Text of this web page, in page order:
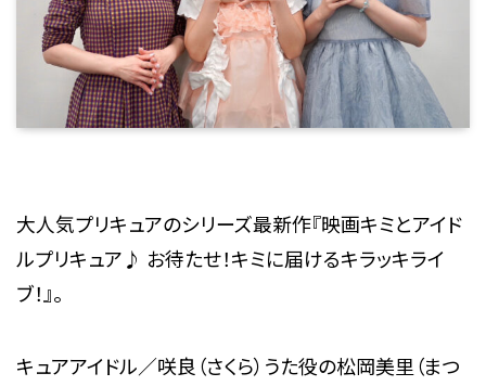
大人気プリキュアのシリーズ最新作『映画キミとアイド
ルプリキュア♪ お待たせ！キミに届けるキラッキライ
ブ！』。
キュアアイドル／咲良（さくら）うた役の松岡美里（まつ